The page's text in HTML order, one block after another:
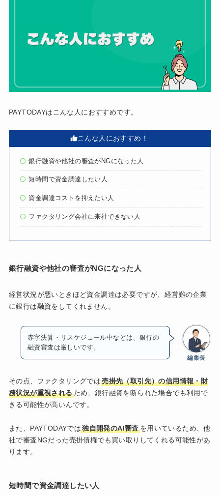
PAYTODAYはこんな人におすすめです。
こんな人におすすめ！
銀行融資や他社の審査がNGになった人
短時間で資金調達したい人
資金調達コストを抑えたい人
ファクタリング会社に来社できない人
銀行融資や他社の審査がNGになった人
経営状況が悪いときほど資金調達は必要ですが、経営難の企業
に銀行は融資をしてくれません。
編集長
赤字決算・リスケジュール中などは、銀行の
融資審査は厳しいです。
その点、ファクタリングでは売掛先（取引先）の信用情報・財
務状況が重視されるため、銀行融資を断られた場合でも利用で
きる可能性が高いんです。
また、PAYTODAYでは独自開発のAI審査を用いているため、他
社で審査NGだった売掛債権でも買い取りしてくれる可能性があ
ります。
短時間で資金調達したい人